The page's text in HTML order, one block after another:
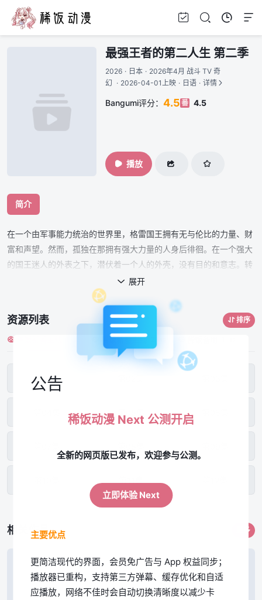
最强王者的第二人生 第二季
2026 · 日本 · 2026年4月 战斗 TV 奇
幻 · 2026-04-01上映 · 日语 · 详情
Bangumi评分： 4.5 番 4.5
播放
简介
在一个由军事能力统治的世界里，格雷国王拥有无与伦比的力量、财
富和声望。然而，孤独在那拥有强大力量的人身后徘徊。在一个强大
的国王迷人的外表之下，潜伏着一个人的外壳，没有目的和意志。转
世到一个充满魔法和怪物的新世界，国王有第二次机会重温他的生
活。然而，纠正过去的错误并不是他唯一的挑战。在新世界的和平与
繁荣之下，有一股暗流威胁要摧毁他为之奋斗的一切，质疑他的角色
和重生的理由。
 展开
资源列表 排序
稀饭新番主线-2
第01集
相关作品 更多
公告
稀饭动漫 Next 公测开启
全新的网页版已发布，欢迎参与公测。
立即体验 Next
主要优点
更简洁现代的界面，会员免广告与 App 权益同步；
播放器已重构，支持第三方弹幕、缓存优化和自适
应播放，网络不佳时会自动切换清晰度以减少卡